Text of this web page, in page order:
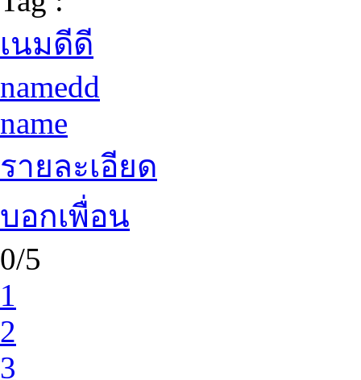
เนมดีดี
namedd
name
รายละเอียด
บอกเพื่อน
0/5
1
2
3